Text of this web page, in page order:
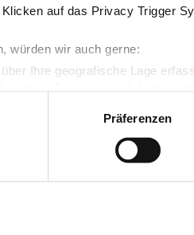
auf das Privacy Trigger
würden wir auch gerne:
Ihre geografische Lage
um Inhalte und Anzeigen zu
Website zu analysieren.
Präferenzen